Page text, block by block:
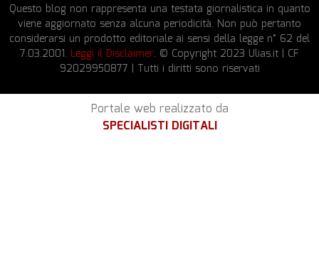
Questo blog non rappresenta una testata giornalistica in quanto
viene aggiornato senza alcuna periodicità. Non può pertanto
considerarsi un prodotto editoriale ai sensi della legge n° 62 del
7.03.2001. Leggi il Disclaimer. © Copyright 2023 Ulias.it | CF
92029950877 | Tutti i diritti sono riservati
Portale web realizzato da
SPECIALISTI DIGITALI